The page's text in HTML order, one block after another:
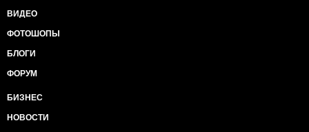
ВИДЕО
ФОТОШОПЫ
БЛОГИ
ФОРУМ
БИЗНЕС
НОВОСТИ